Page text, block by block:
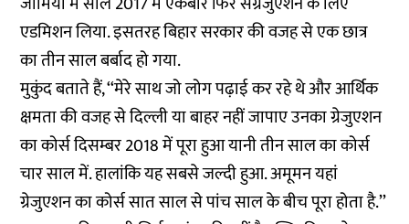
एडमिशन लिया. इसतरह बिहार सरकार की वजह से एक छात्र
का तीन साल बर्बाद हो गया.
मुकुंद बताते हैं, ‘‘मेरे साथ जो लोग पढ़ाई कर रहे थे और आर्थिक
क्षमता की वजह से दिल्ली या बाहर नहीं जापाए उनका ग्रेजुएशन
का कोर्स दिसम्बर 2018 में पूरा हुआ यानी तीन साल का कोर्स
चार साल में. हालांकि यह सबसे जल्दी हुआ. अमूमन यहां
ग्रेजुएशन का कोर्स सात साल से पांच साल के बीच पूरा होता है.’’